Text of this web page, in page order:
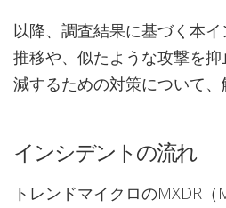
以降、調査結果に基づく本
推移や、似たような攻撃を
減するための対策について、
インシデントの流れ
トレンドマイクロのMXDR